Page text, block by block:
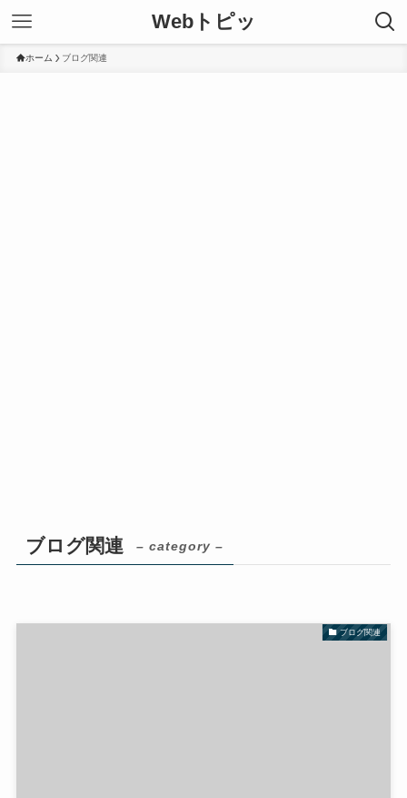
Webトピッ
ホーム ブログ関連
ブログ関連 – category –
ブログ関連